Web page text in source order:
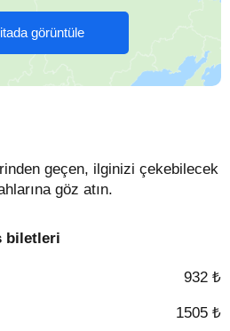
görüntüle
geçen, ilginizi çekebilecek
göz atın.
biletleri
932 ₺
1505 ₺